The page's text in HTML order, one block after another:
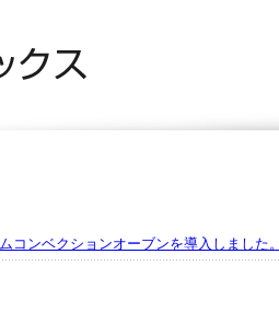
コンベクションオーブンを導入しました